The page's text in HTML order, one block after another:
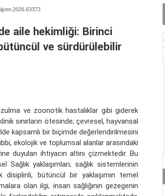
aile hekimliği: Birinci
ve sürdürülebilir
ve zoonotik hastalıklar gibi giderek
sınırların ötesinde; çevresel, hayvansal
kapsamlı bir biçimde değerlendirilmesini
ekolojik ve toplumsal alanlar arasındaki
duyulan ihtiyacın altını çizmektedir. Bu
Sağlık yaklaşımları; sağlık sistemlerinin
disiplinli, bütüncül bir yaklaşımın temel
olan ilgi, insan sağlığının gezegenin